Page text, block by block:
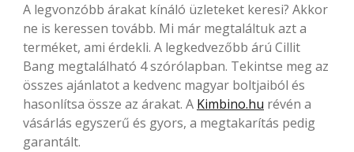
A legvonzóbb árakat kínáló üzleteket keresi? Akkor
ne is keressen tovább. Mi már megtaláltuk azt a
terméket, ami érdekli. A legkedvezőbb árú Cillit
Bang megtalálható 4 szórólapban. Tekintse meg az
összes ajánlatot a kedvenc magyar boltjaiból és
hasonlítsa össze az árakat. A Kimbino.hu révén a
vásárlás egyszerű és gyors, a megtakarítás pedig
garantált.